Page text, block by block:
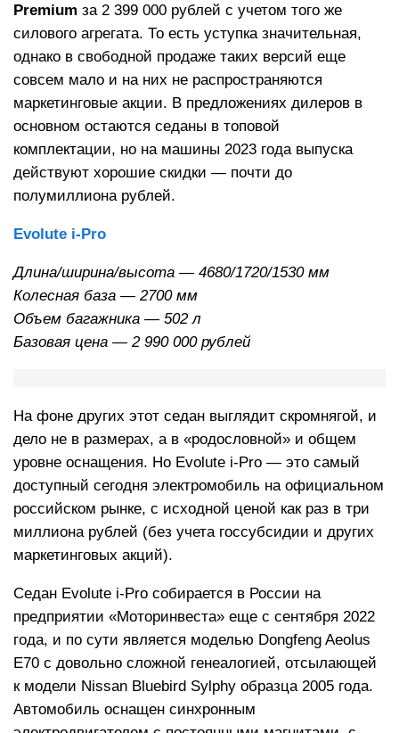
Premium за 2 399 000 рублей с учетом того же
силового агрегата. То есть уступка значительная,
однако в свободной продаже таких версий еще
совсем мало и на них не распространяются
маркетинговые акции. В предложениях дилеров в
основном остаются седаны в топовой
комплектации, но на машины 2023 года выпуска
действуют хорошие скидки — почти до
полумиллиона рублей.
Evolute i-Pro
Длина/ширина/высота — 4680/1720/1530 мм
Колесная база — 2700 мм
Объем багажника — 502 л
Базовая цена — 2 990 000 рублей
На фоне других этот седан выглядит скромнягой, и
дело не в размерах, а в «родословной» и общем
уровне оснащения. Но Evolute i-Pro — это самый
доступный сегодня электромобиль на официальном
российском рынке, с исходной ценой как раз в три
миллиона рублей (без учета госсубсидии и других
маркетинговых акций).
Седан Evolute i-Pro собирается в России на
предприятии «Моторинвеста» еще с сентября 2022
года, и по сути является моделью Dongfeng Aeolus
E70 с довольно сложной генеалогией, отсылающей
к модели Nissan Bluebird Sylphy образца 2005 года.
Автомобиль оснащен синхронным